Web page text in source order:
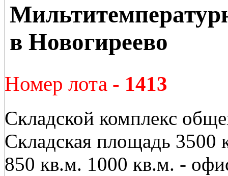
в Новогиреево
Номер лота - 1413
Складской комплекс
Складская площадь 3500
850 кв.м. 1000 кв.м. -